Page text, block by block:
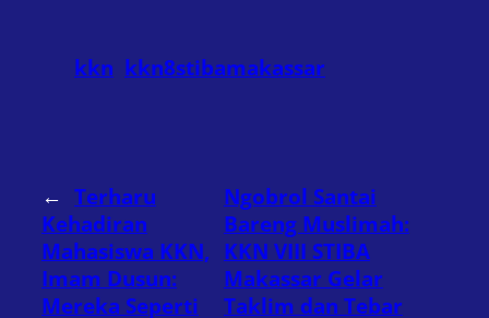
kkn kkn8stibamakassar
← Terharu
Kehadiran
Mahasiswa KKN,
Imam Dusun:
Mereka Seperti
Ngobrol Santai
Bareng Muslimah:
KKN VIII STIBA
Makassar Gelar
Taklim dan Tebar